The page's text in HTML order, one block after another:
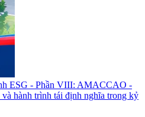
ESG - Phần VIII: AMACCAO -
hành trình tái định nghĩa trong kỷ